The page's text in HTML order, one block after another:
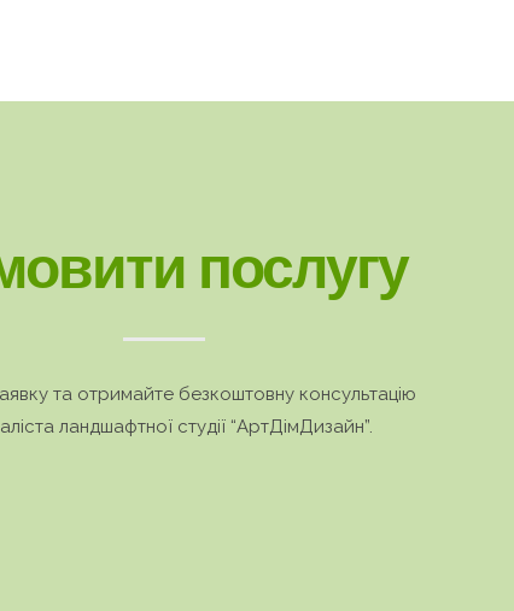
послугу
та отримайте безкоштовну консультацію
ландшафтної студії “АртДімДизайн”.